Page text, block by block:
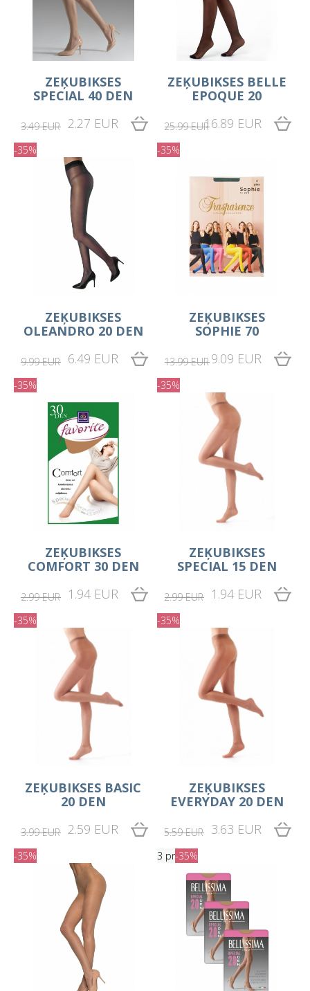
ZEĶUBIKSES
SPECIAL 40 DEN
3.49 EUR 2.27 EUR
ZEĶUBIKSES BELLE
EPOQUE 20
25.99 EUR16.89 EUR
-35%
ZEĶUBIKSES
OLEANDRO 20 DEN
9.99 EUR 6.49 EUR
-35%
ZEĶUBIKSES
SOPHIE 70
13.99 EUR9.09 EUR
-35%
ZEĶUBIKSES
COMFORT 30 DEN
2.99 EUR 1.94 EUR
-35%
ZEĶUBIKSES
SPECIAL 15 DEN
2.99 EUR 1.94 EUR
-35%
ZEĶUBIKSES BASIC
20 DEN
3.99 EUR 2.59 EUR
-35%
ZEĶUBIKSES
EVERYDAY 20 DEN
5.59 EUR 3.63 EUR
-35% 3 pr-35%